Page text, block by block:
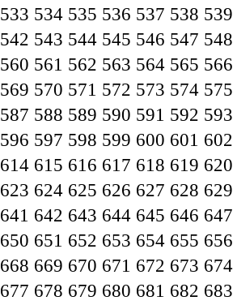
533 534 535 536 537 538 539
542 543 544 545 546 547 548
560 561 562 563 564 565 566
569 570 571 572 573 574 575
587 588 589 590 591 592 593
596 597 598 599 600 601 602
614 615 616 617 618 619 620
623 624 625 626 627 628 629
641 642 643 644 645 646 647
650 651 652 653 654 655 656
668 669 670 671 672 673 674
677 678 679 680 681 682 683